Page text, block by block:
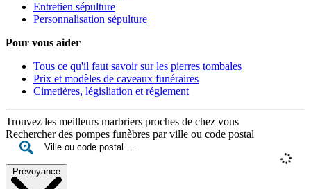
Entretien sépulture
Personnalisation sépulture
Pour vous aider
Tous ce qu'il faut savoir sur les pierres tombales
Prix et modèles de caveaux funéraires
Cimetières, législiation et réglement
Trouvez les meilleurs marbriers proches de chez vous
Rechercher des pompes funèbres par ville ou code postal
Prévoyance